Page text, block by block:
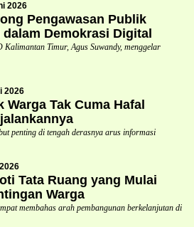
2026
Pengawasan Publik
Demokrasi Digital
Timur, Agus Suwandy, menggelar
2026
Tak Cuma Hafal
penting di tengah derasnya arus informasi
Tata Ruang yang Mulai
Warga
membahas arah pembangunan berkelanjutan di